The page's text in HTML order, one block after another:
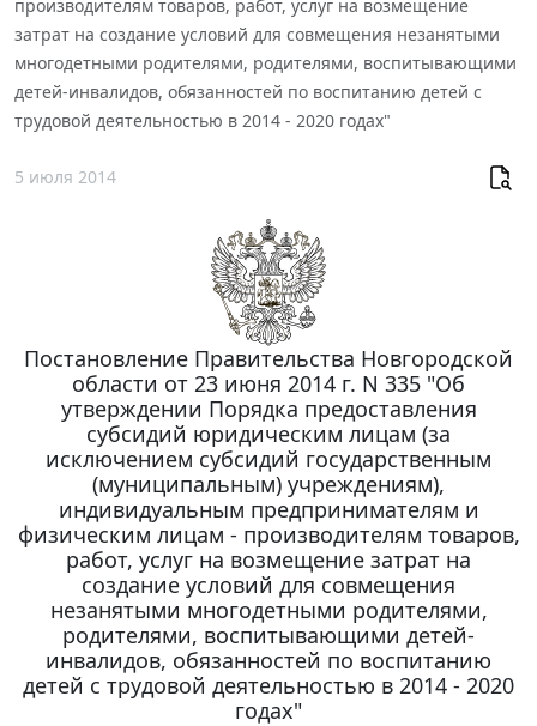
производителям товаров, работ, услуг на возмещение
затрат на создание условий для совмещения незанятыми
многодетными родителями, родителями, воспитывающими
детей-инвалидов, обязанностей по воспитанию детей с
трудовой деятельностью в 2014 - 2020 годах"
5 июля 2014
Постановление Правительства Новгородской
области от 23 июня 2014 г. N 335 "Об
утверждении Порядка предоставления
субсидий юридическим лицам (за
исключением субсидий государственным
(муниципальным) учреждениям),
индивидуальным предпринимателям и
физическим лицам - производителям товаров,
работ, услуг на возмещение затрат на
создание условий для совмещения
незанятыми многодетными родителями,
родителями, воспитывающими детей-
инвалидов, обязанностей по воспитанию
детей с трудовой деятельностью в 2014 - 2020
годах"